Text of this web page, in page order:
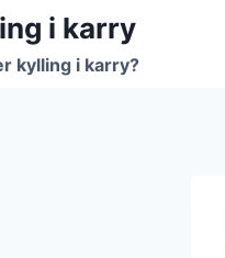
i karry
kylling i karry?